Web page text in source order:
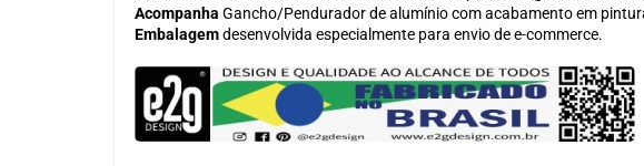
Acompanha Gancho/Pendurador de alumínio com acabamento em
Embalagemdesenvolvida especialmente para envio de e-commerce.